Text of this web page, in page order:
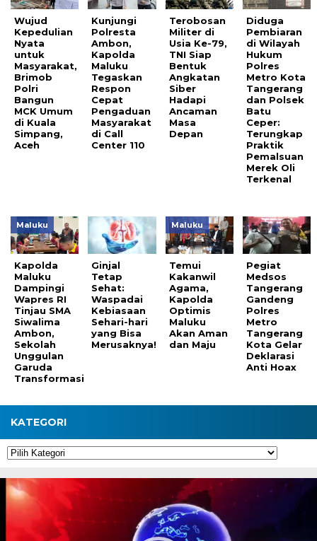
Wujud
Kepedulian
Nyata
untuk
Masyarakat,
Brimob
Polri
Bangun
MCK Umum
di Kuala
Simpang,
Aceh
Kunjungi
Polresta
Ambon,
Kapolda
Maluku
Tegaskan
Respon
Cepat
Pengaduan
Masyarakat
di Call
Center 110
Terobosan
Militer di
Usia Ke-79,
TNI Siap
Bentuk
Angkatan
Siber
Hadapi
Ancaman
Masa
Depan
Diduga
Pembiaran
di Wilayah
Hukum
Polres
Metro Kota
Tangerang
dan Polsek
Batu
Ceper:
Terungkap
Praktik
Pemalsuan
Merek Oli
Terkenal
Maluku
Kapolda
Maluku
Dampingi
Wapres RI
Tinjau SMA
Siwalima
Ambon,
Sekolah
Unggulan
Garuda
Transformasi
Ginjal
Tetap
Sehat:
Waspadai
Kebiasaan
Sehari-hari
yang Bisa
Merusaknya!
Maluku
Temui
Kakanwil
Agama,
Kapolda
Optimis
Maluku
Akan Aman
dan Maju
Pegiat
Medsos
Tangerang
Gandeng
Polres
Metro
Tangerang
Kota Gelar
Deklarasi
Anti Hoax
KATEGORI
Kategori
Pemutar
Video